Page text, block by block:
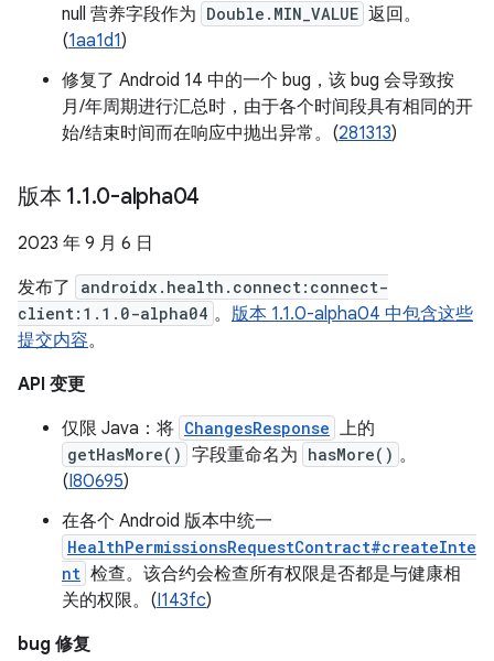
null 营养字段作为 Double.MIN_VALUE 返回。
(1aa1d1)
修复了 Android 14 中的一个 bug，该 bug 会导致按
月/年周期进行汇总时，由于各个时间段具有相同的开
始/结束时间而在响应中抛出异常。(281313)
版本 1.1.0-alpha04
2023 年 9 月 6 日
发布了
androidx.health.connect:connect-
client:1.1.0-alpha04 。 版本 1.1.0-alpha04 中包含这些
提交内容。
API 变更
仅限 Java：将 ChangesResponse 上的
getHasMore() 字段重命名为 hasMore() 。
(I80695)
在各个 Android 版本中统一
HealthPermissionsRequestContract#createInte
nt 检查。该合约会检查所有权限是否都是与健康相
关的权限。(I143fc)
bug 修复